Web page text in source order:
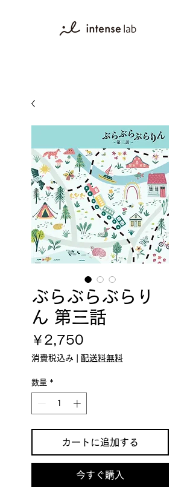
ぶらぶらぶらり
ん 第三話
￥2,750
格
消費税込み 配送料無料
数量 *
カートに追加する
今すぐ購入